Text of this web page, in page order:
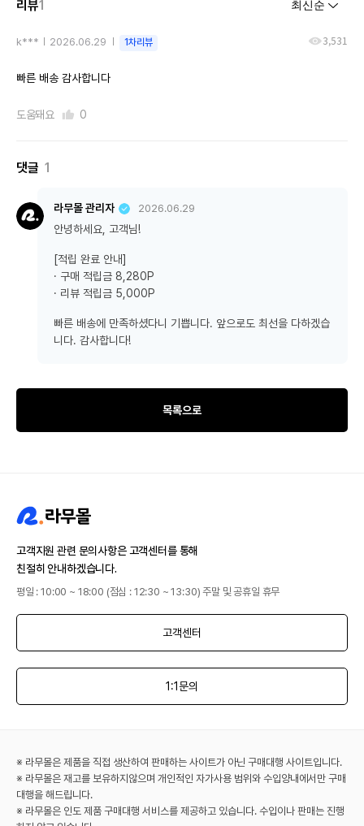
리뷰1
k*** 2026.06.29 1차리뷰 3,531
빠른 배송 감사합니다
도움돼요 0
댓글 1
라무몰 관리자 2026.06.29
안녕하세요, 고객님!
[적립 완료 안내]
· 구매 적립금 8,280P
· 리뷰 적립금 5,000P
빠른 배송에 만족하셨다니 기쁩니다. 앞으로도 최선을 다하겠습
니다. 감사합니다!
목록으로
고객지원 관련 문의사항은 고객센터를 통해
친절히 안내하겠습니다.
평일 : 10:00 ~ 18:00 (점심 : 12:30 ~ 13:30) 주말 및 공휴일 휴무
고객센터
1:1문의
※ 라무몰은 제품을 직접 생산하여 판매하는 사이트가 아닌 구매대행 사이트입니다.
※ 라무몰은 재고를 보유하지않으며 개인적인 자가사용 범위와 수입양내에서만 구매
대행을 해드립니다.
※ 라무몰은 인도 제품 구매대행 서비스를 제공하고 있습니다. 수입이나 판매는 진행